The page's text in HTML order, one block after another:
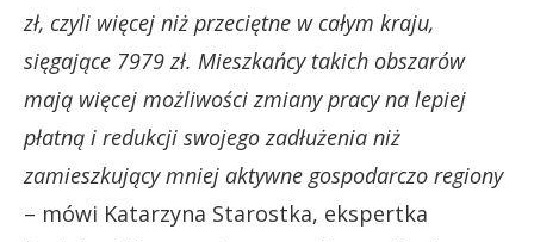
zł, czyli więcej niż przeciętne w całym kraju,
sięgające 7979 zł. Mieszkańcy takich obszarów
mają więcej możliwości zmiany pracy na lepiej
płatną i redukcji swojego zadłużenia niż
zamieszkujący mniej aktywne gospodarczo regiony
– mówi Katarzyna Starostka, ekspertka